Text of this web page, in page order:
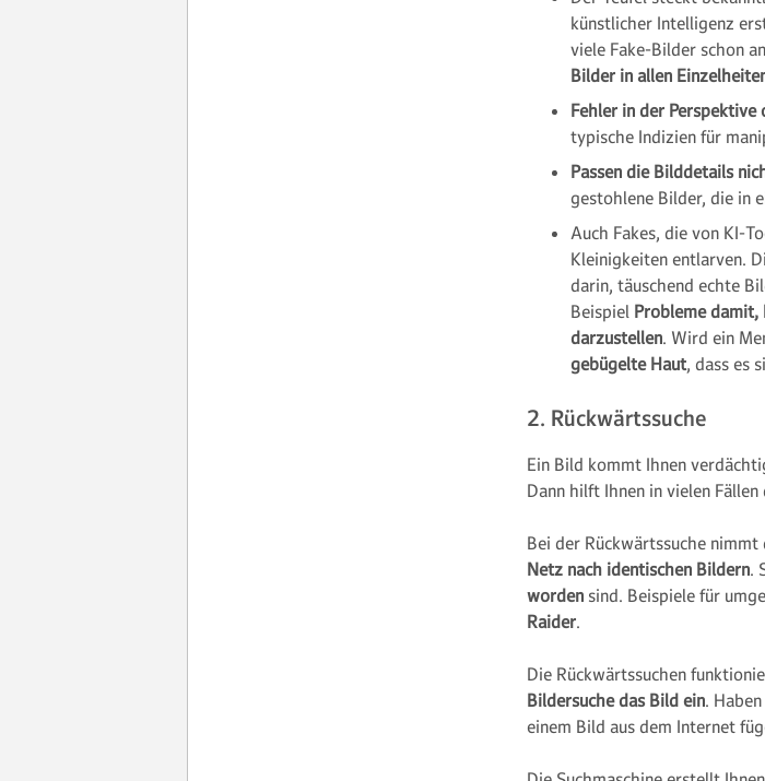
künstlicher Intelligenz
viele Fake-Bilder schon
Bilder in allen
Fehler in der
typische Indizien für
Passen die Bilddetails
gestohlene Bilder, die in
Auch Fakes, die von KI-
Kleinigkeiten entlarven.
darin, täuschend echte
Beispiel Probleme damit,
darzustellen. Wird ein
gebügelte Haut, dass es
2. Rückwärtssuche
Ein Bild kommt Ihnen
Dann hilft Ihnen in vielen
Bei der Rückwärtssuche
Netz nach identischen Bildern.
worden sind. Beispiele für
Raider.
Die Rückwärtssuchen
Bildersuche das Bild ein.
einem Bild aus dem Internet